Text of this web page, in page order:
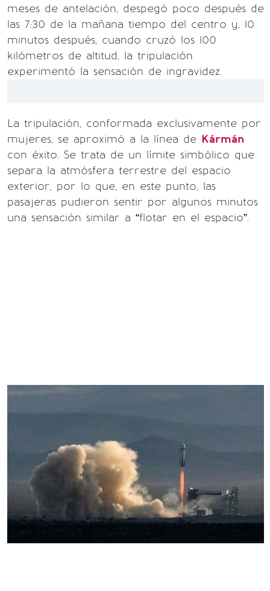
meses de antelación, despegó poco después de
las 7:30 de la mañana tiempo del centro y, 10
minutos después, cuando cruzó los 100
kilómetros de altitud, la tripulación
experimentó la sensación de ingravidez.
La tripulación, conformada exclusivamente por
mujeres, se aproximó a la línea de Kármán
con éxito. Se trata de un límite simbólico que
separa la atmósfera terrestre del espacio
exterior, por lo que, en este punto, las
pasajeras pudieron sentir por algunos minutos
una sensación similar a “flotar en el espacio”.